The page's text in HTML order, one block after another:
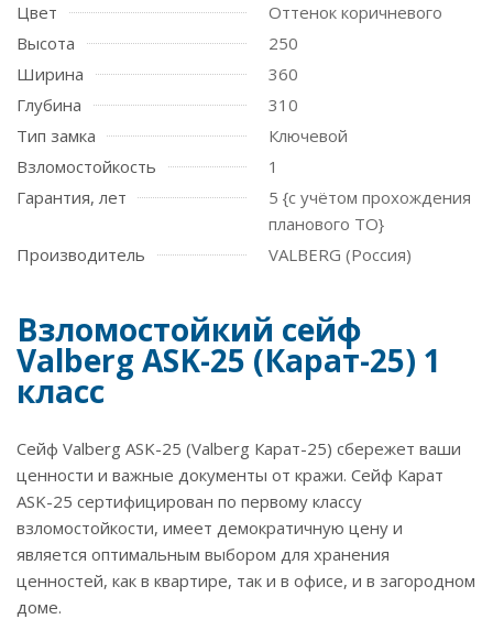
Цвет
Оттенок коричневого
Высота
250
Ширина
360
Глубина
310
Тип замка
Ключевой
Взломостойкость
1
Гарантия, лет
5 {с учётом прохождения
планового ТО}
Производитель
VALBERG (Россия)
Взломостойкий сейф
Valberg ASK-25 (Карат-25) 1
класс
Сейф Valberg ASK-25 (Valberg Карат-25) сбережет ваши
ценности и важные документы от кражи. Сейф Карат
ASK-25 сертифицирован по первому классу
взломостойкости, имеет демократичную цену и
является оптимальным выбором для хранения
ценностей, как в квартире, так и в офисе, и в загородном
доме.